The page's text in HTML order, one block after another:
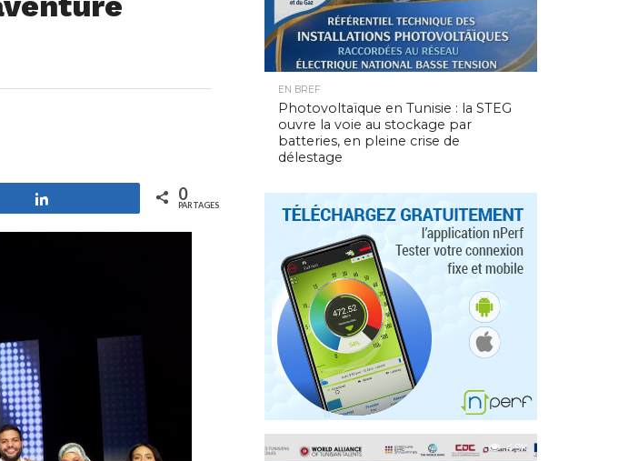
0
PARTAGES
EN BREF
Photovoltaïque en Tunisie : la STEG
ouvre la voie au stockage par
batteries, en pleine crise de
délestage
4.9K